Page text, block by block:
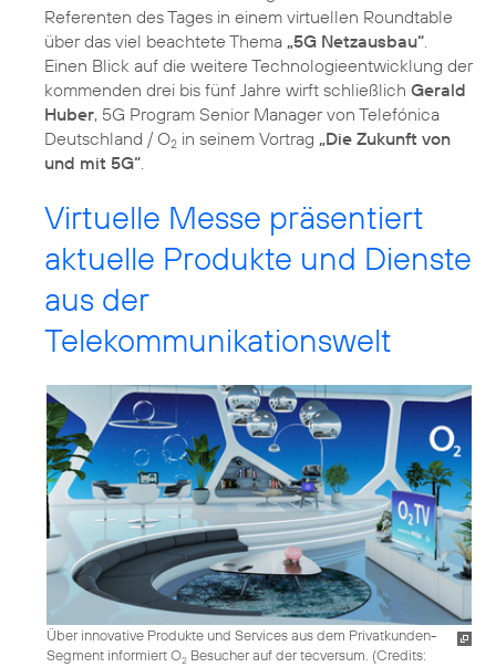
Referenten des Tages in einem virtuellen Roundtable
über das viel beachtete Thema „5G Netzausbau“.
Einen Blick auf die weitere Technologieentwicklung der
kommenden drei bis fünf Jahre wirft schließlich Gerald
Huber, 5G Program Senior Manager von Telefónica
Deutschland / O2 in seinem Vortrag „Die Zukunft von
und mit 5G“.
Virtuelle Messe präsentiert
aktuelle Produkte und Dienste
aus der
Telekommunikationswelt
Über innovative Produkte und Services aus dem Privatkunden-
Segment informiert O2 Besucher auf der tecversum. (Credits: